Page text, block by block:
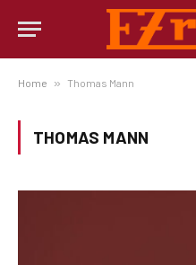
Home » Thomas Mann
THOMAS MANN